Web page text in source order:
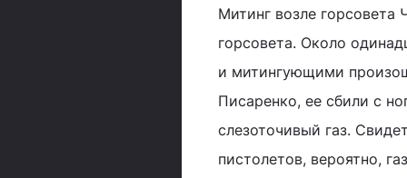
Митинг возле горсовета
горсовета. Около
и митингующими
Писаренко, ее сбили с
слезоточивый газ.
пистолетов, вероятно,